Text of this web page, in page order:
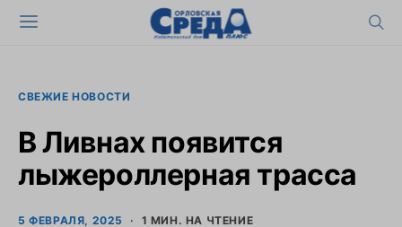
СВЕЖИЕ НОВОСТИ
В Ливнах появится
лыжероллерная трасса
5 ФЕВРАЛЯ, 2025 1 МИН. НА ЧТЕНИЕ